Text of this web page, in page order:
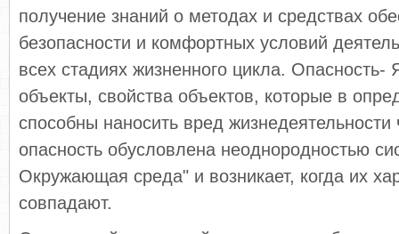
получение знаний о методах и средствах
безопасности и комфортных условий
всех стадиях жизненного цикла.
объекты, свойства объектов, которые в
способны наносить вред
опасность обусловлена неоднородностью
Окружающая среда" и возникает, когда их
совпадают.